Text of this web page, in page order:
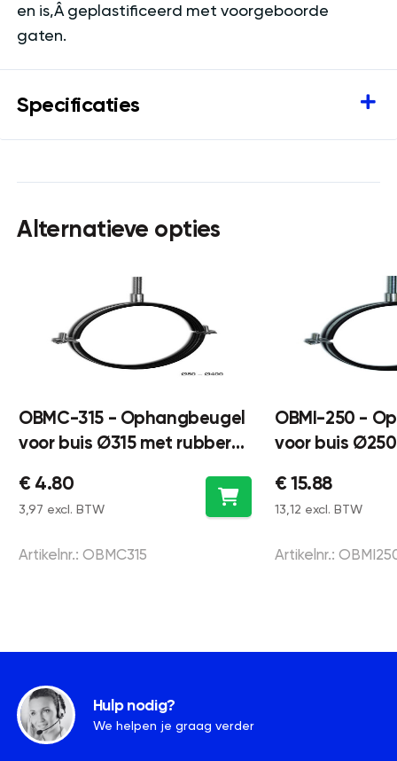
en is‚Â geplastificeerd met voorgeboorde
gaten.
Specificaties
Alternatieve opties
OBMC-315 - Ophangbeugel
voor buis Ø315 met rubber
€ 4.80
3,97 excl. BTW
Artikelnr.: OBMC315
OBMI-250 -
voor buis
€ 15.88
13,12 excl. BTW
Artikelnr.:
Hulp nodig?
We helpen je graag verder